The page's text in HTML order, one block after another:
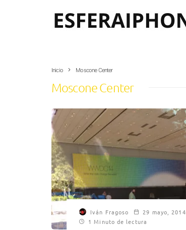
Inicio Moscone Center
Moscone Center
Iván Fragoso
29 mayo, 2014
1 Minuto de lectura